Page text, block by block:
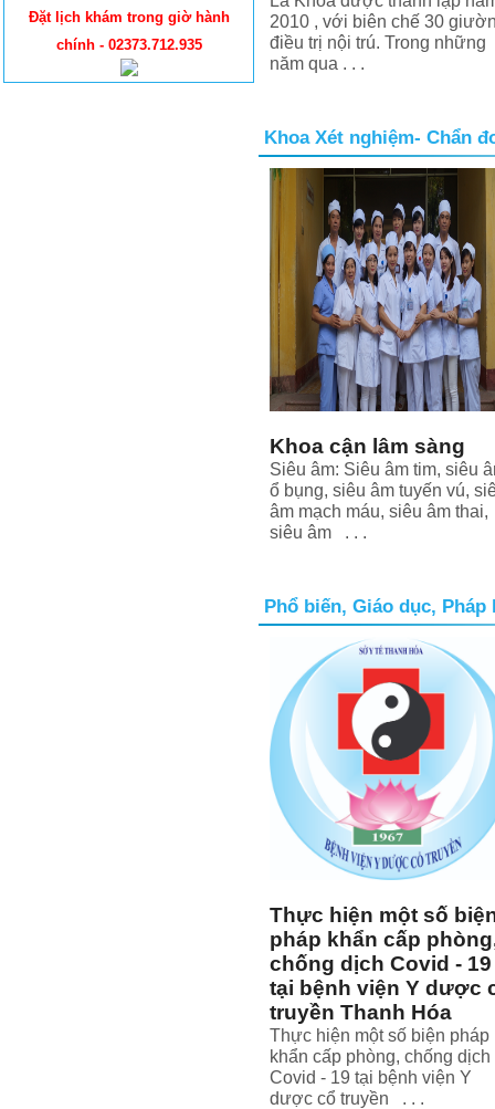
Đặt lịch khám trong giờ hành
chính - 02373.712.935
2010 , với biên chế 30
điều trị nội trú. Trong những
năm qua . . .
Khoa Xét nghiệm- Chẩn
Khoa cận lâm sàng
Siêu âm: Siêu âm tim, siêu
ổ bụng, siêu âm tuyến vú,
âm mạch máu, siêu âm thai,
siêu âm . . .
Phổ biến, Giáo dục, Pháp
Thực hiện một số
pháp khẩn cấp
chống dịch Covid - 19
tại bệnh viện Y dược
truyền Thanh Hóa
Thực hiện một số biện pháp
khẩn cấp phòng, chống dịch
Covid - 19 tại bệnh viện Y
dược cổ truyền . . .